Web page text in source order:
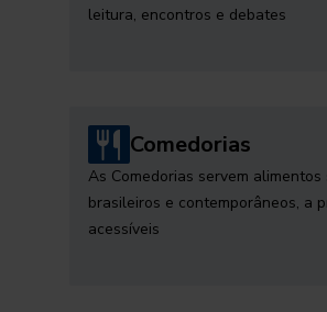
leitura, encontros e debates
Comedorias
As Comedorias servem alimentos
brasileiros e contemporâneos, a
acessíveis